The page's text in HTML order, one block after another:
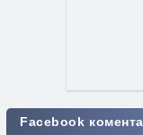
Facebook